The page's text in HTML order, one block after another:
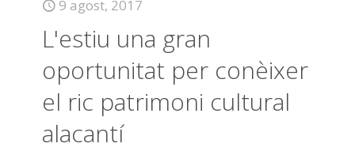
9 agost, 2017
L'estiu una gran
oportunitat per conèixer
el ric patrimoni cultural
alacantí